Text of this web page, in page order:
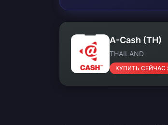
A-Cash (TH)
THAILAND
КУПИТЬ СЕЙЧАС